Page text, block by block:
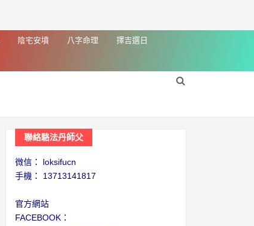
陰宅安墳 八字命理 擇吉選日
聯絡駱法丹師父
微信： loksifucn
手機： 13713141817
官方網站
FACEBOOK：